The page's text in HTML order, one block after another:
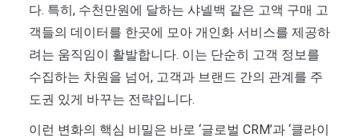
다. 특히, 수천만원에 달하는 샤넬백 같은 고액 구매 고
객들의 데이터를 한곳에 모아 개인화 서비스를 제공하
려는 움직임이 활발합니다. 이는 단순히 고객 정보를
수집하는 차원을 넘어, 고객과 브랜드 간의 관계를 주
도권 있게 바꾸는 전략입니다.
이런 변화의 핵심 비밀은 바로 ‘글로벌 CRM’과 ‘클라이